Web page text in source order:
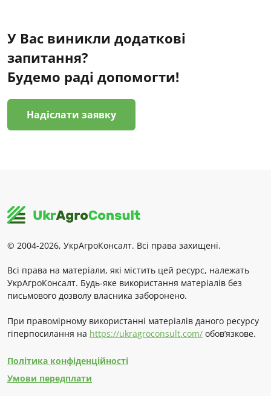
У Вас виникли додаткові
запитання?
Будемо раді допомогти!
Надіслати заявку
© 2004-2026, УкрАгроКонсалт. Всі права захищені.
Всі права на матеріали, які містить цей ресурс, належать
УкрАгроКонсалт. Будь-яке використання матеріалів без
письмового дозволу власника заборонено.
При правомірному використанні матеріалів даного ресурсу
гіперпосилання на https://ukragroconsult.com/ обов’язкове.
Політика конфіденційності
Умови передплати